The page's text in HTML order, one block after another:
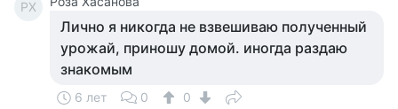
РХ
Лично я никогда не взвешиваю полученный
урожай, приношу домой. иногда раздаю
знакомым
6 лет 0 0